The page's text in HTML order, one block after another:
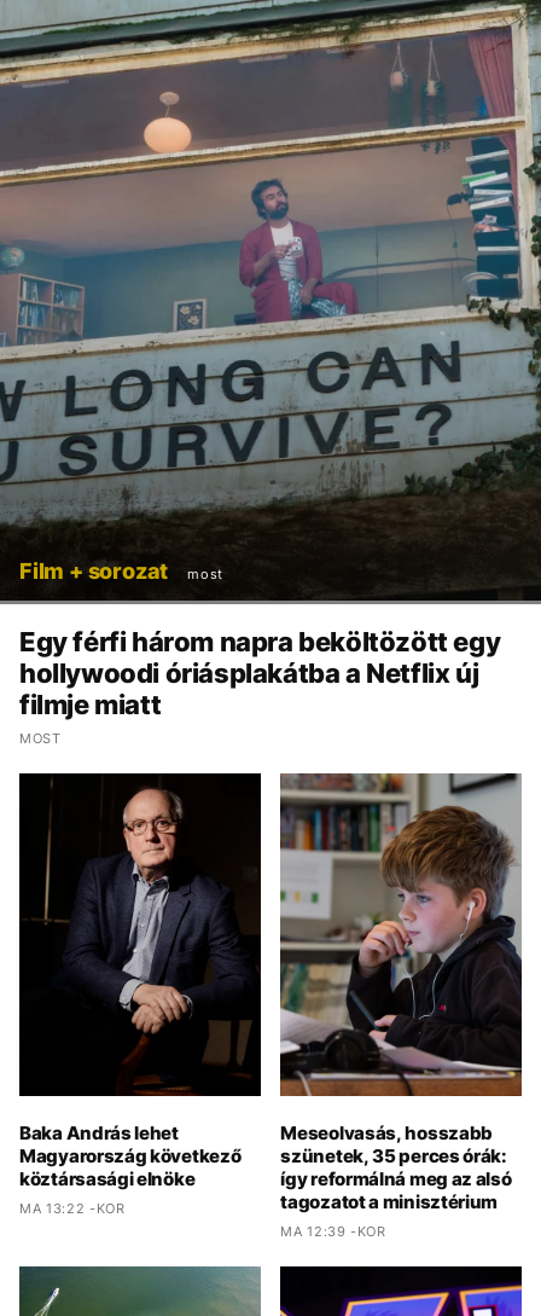
Film + sorozat most
Egy férfi három napra beköltözött egy
hollywoodi óriásplakátba a Netflix új
filmje miatt
MOST
Baka András lehet
Magyarország következő
köztársasági elnöke
MA 13:22 -KOR
Meseolvasás, hosszabb
szünetek, 35 perces órák:
így reformálná meg az alsó
tagozatot a minisztérium
MA 12:39 -KOR